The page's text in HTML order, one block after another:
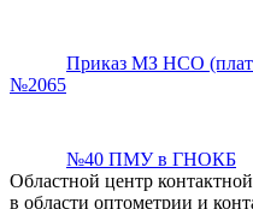
Приказ МЗ НСО
№2065
№40 ПМУ в ГНОКБ
Областной центр
в области оптометрии и